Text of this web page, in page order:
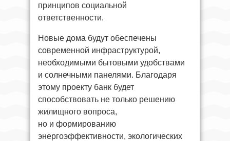
принципов социальной
ответственности.
Новые дома будут обеспечены
современной инфраструктурой,
необходимыми бытовыми удобствами
и солнечными панелями. Благодаря
этому проекту банк будет
способствовать не только решению
жилищного вопроса,
но и формированию
энергоэффективности, экологических